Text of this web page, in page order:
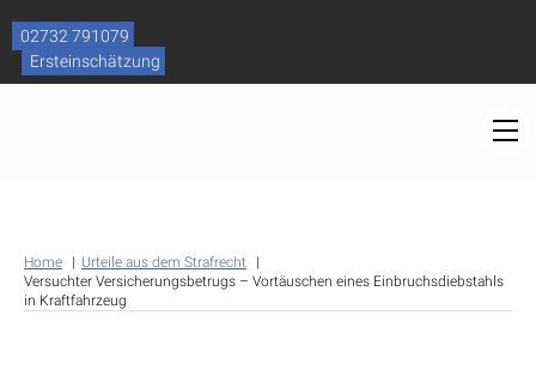
content
02732 791079
Ersteinschätzung
Home
Urteile aus dem Strafrecht
Versuchter Versicherungsbetrugs – Vortäuschen eines Einbruchsdiebstahls
in Kraftfahrzeug